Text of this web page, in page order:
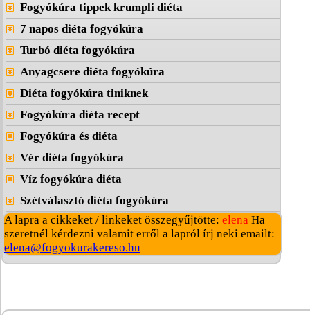
Fogyókúra tippek krumpli diéta
7 napos diéta fogyókúra
Turbó diéta fogyókúra
Anyagcsere diéta fogyókúra
Diéta fogyókúra tiniknek
Fogyókúra diéta recept
Fogyókúra és diéta
Vér diéta fogyókúra
Víz fogyókúra diéta
Szétválasztó diéta fogyókúra
A lapra a cikkeket / linkeket összegyűjtötte: elena Ha
szeretnél kérdezni valamit erről a lapról írj neki emailt:
elena@fogyokurakereso.hu